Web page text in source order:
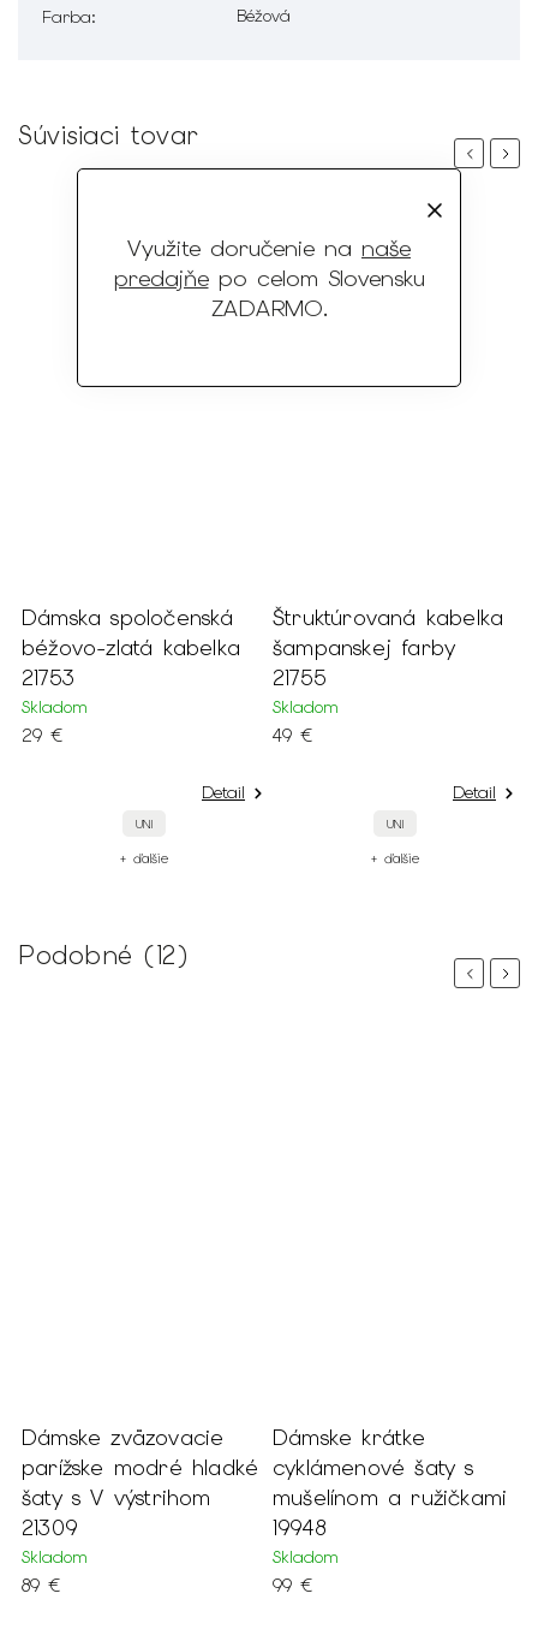
Využite doručenie na naše
predajňepo celom Slovensku
ZADARMO.
Farba: Béžová
Súvisiaci tovar
Previous
Dámska spoločenská
béžovo-zlatá kabelka
21753
Skladom
29 €
Detail
UNI
+ ďalšie
Štruktúrovaná kabelka
šampanskej farby
21755
Skladom
49 €
Detail
UNI
+ ďalšie
Next
Podobné (12)
Previous
Dámske zväzovacie
parížske modré hladké
šaty s V výstrihom
21309
Skladom
89 €
Dámske krátke
cyklámenové šaty s
mušelínom a ružičkami
19948
Skladom
99 €
Next